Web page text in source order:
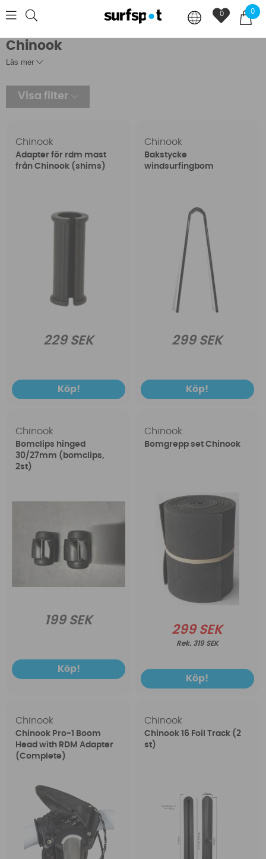
0
0
Chinook
Läs mer
Visa filter
Chinook
Adapter för rdm mast
från Chinook (shims)
229 SEK
Köp!
Chinook
Bakstycke
windsurfingbom
299 SEK
Köp!
Chinook
Bomclips hinged
30/27mm (bomclips,
2st)
199 SEK
Köp!
Chinook
Bomgrepp set Chinook
299 SEK
319 SEK
Köp!
Chinook
Chinook Pro-1 Boom
Head with RDM Adapter
(Complete)
Chinook
Chinook 16 Foil Track (2
st)